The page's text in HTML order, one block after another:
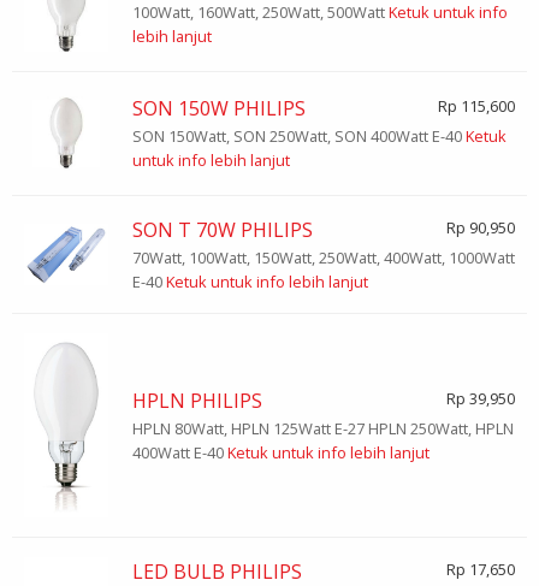
100Watt, 160Watt, 250Watt, 500WattKetuk untuk info
lebih lanjut
SON 150W PHILIPS
Rp 115,600
SON 150Watt, SON 250Watt, SON 400Watt E-40Ketuk
untuk info lebih lanjut
SON T 70W PHILIPS
Rp 90,950
70Watt, 100Watt, 150Watt, 250Watt, 400Watt, 1000Watt
E-40Ketuk untuk info lebih lanjut
HPLN PHILIPS
Rp 39,950
HPLN 80Watt, HPLN 125Watt E-27 HPLN 250Watt, HPLN
400Watt E-40Ketuk untuk info lebih lanjut
LED BULB PHILIPS
Rp 17,650